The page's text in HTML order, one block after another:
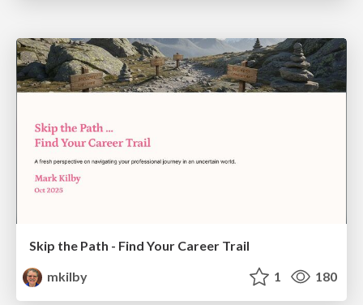
Skip the Path - Find Your Career Trail
mkilby
1 180